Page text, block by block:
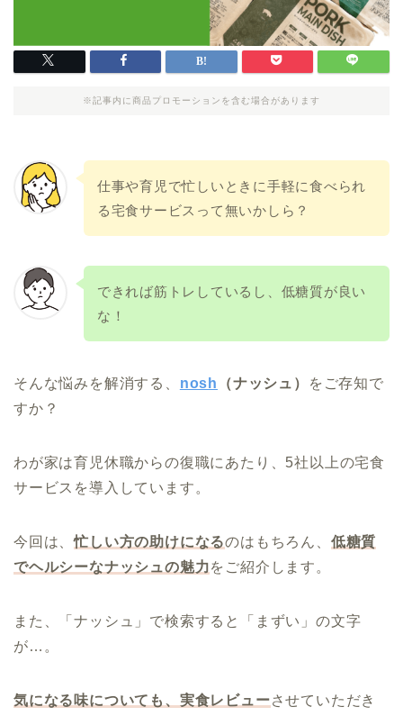
※記事内に商品プロモーションを含む場合があります
仕事や育児で忙しいときに手軽に食べられ
る宅食サービスって無いかしら？
できれば筋トレしているし、低糖質が良い
な！
そんな悩みを解消する、 nosh （ナッシュ）
をご存知で
すか？
わが家は育児休職からの復職にあたり、5社以上の宅食
サービスを導入しています。
今回は、忙しい方の助けになるのはもちろん、 低糖質
でヘルシーなナッシュの魅力をご紹介します。
また、「ナッシュ」で検索すると「まずい」の文字
が…。
気になる味についても、実食レビューさせていただき